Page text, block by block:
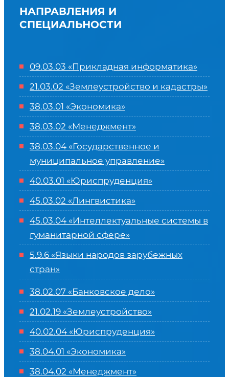
НАПРАВЛЕНИЯ И
СПЕЦИАЛЬНОСТИ
09.03.03 «Прикладная информатика»
21.03.02 «Землеустройство и кадастры»
38.03.01 «Экономика»
38.03.02 «Менеджмент»
38.03.04 «Государственное и
муниципальное управление»
40.03.01 «Юриспруденция»
45.03.02 «Лингвистика»
45.03.04 «Интеллектуальные системы в
гуманитарной сфере»
5.9.6 «Языки народов зарубежных
стран»
38.02.07 «Банковское дело»
21.02.19 «Землеустройство»
40.02.04 «Юриспруденция»
38.04.01 «Экономика»
38.04.02 «Менеджмент»